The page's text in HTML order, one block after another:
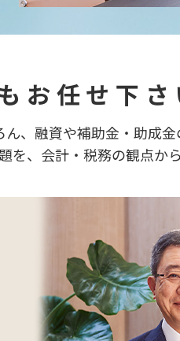
お任せ下
、融資や補助金・助成金
、会計・税務の観点か